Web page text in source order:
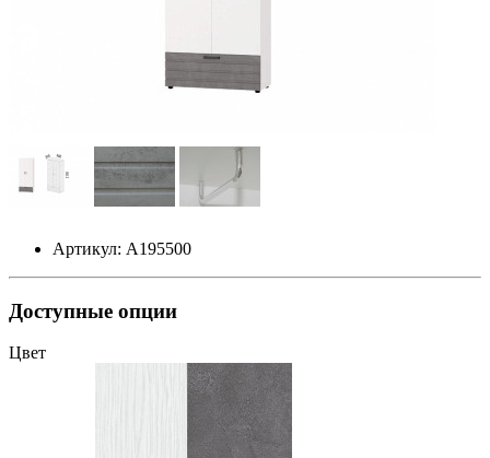
Артикул: А195500
Доступные опции
Цвет